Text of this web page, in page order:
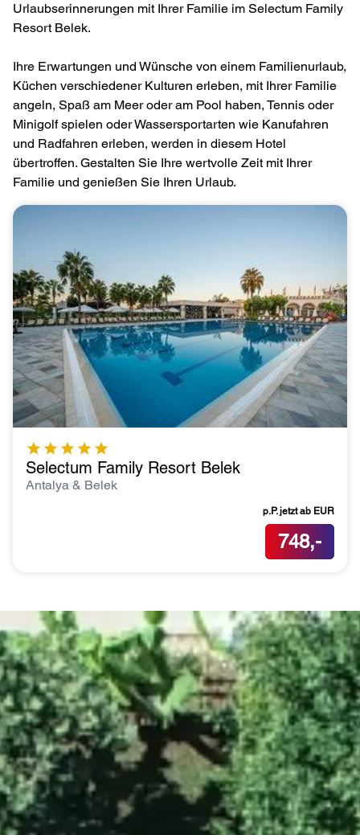
Urlaubserinnerungen mit Ihrer Familie im Selectum Family
Resort Belek.
Ihre Erwartungen und Wünsche von einem Familienurlaub,
Küchen verschiedener Kulturen erleben, mit Ihrer Familie
angeln, Spaß am Meer oder am Pool haben, Tennis oder
Minigolf spielen oder Wassersportarten wie Kanufahren
und Radfahren erleben, werden in diesem Hotel
übertroffen. Gestalten Sie Ihre wertvolle Zeit mit Ihrer
Familie und genießen Sie Ihren Urlaub.
Selectum Family Resort Belek
Antalya & Belek
p.P. jetzt ab EUR
748,-